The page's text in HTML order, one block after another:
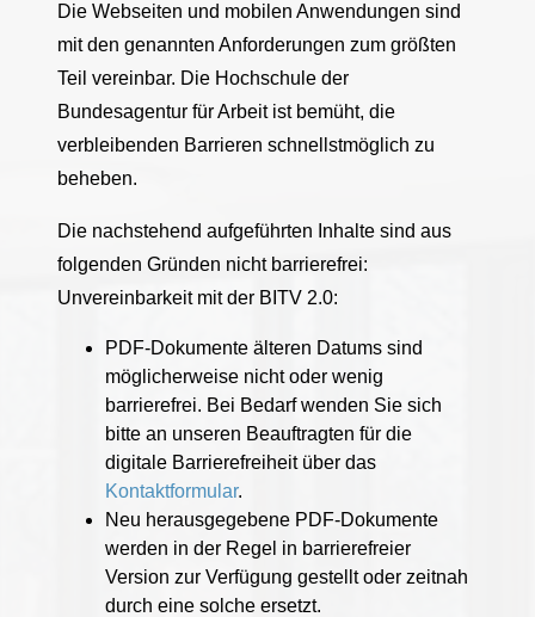
Die Webseiten und mobilen Anwendungen sind
mit den genannten Anforderungen zum größten
Teil vereinbar. Die Hochschule der
Bundesagentur für Arbeit ist bemüht, die
verbleibenden Barrieren schnellstmöglich zu
beheben.
Die nachstehend aufgeführten Inhalte sind aus
folgenden Gründen nicht barrierefrei:
Unvereinbarkeit mit der BITV 2.0:
PDF-Dokumente älteren Datums sind
möglicherweise nicht oder wenig
barrierefrei. Bei Bedarf wenden Sie sich
bitte an unseren Beauftragten für die
digitale Barrierefreiheit über das
Kontaktformular.
Neu herausgegebene PDF-Dokumente
werden in der Regel in barrierefreier
Version zur Verfügung gestellt oder zeitnah
durch eine solche ersetzt.